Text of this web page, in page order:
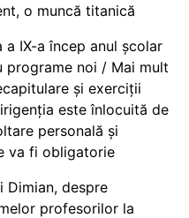
o muncă titanică
a IX-a încep anul școlar
programe noi / Mai mult
și exerciții
este înlocuită de
personală și
va fi obligatorie
Dimian, despre
profesorilor la